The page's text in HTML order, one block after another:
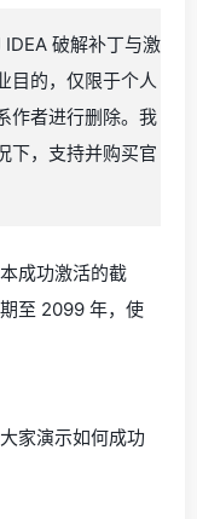
破解补丁与激
目的，仅限于个人
作者进行删除。我
下，支持并购买官
成功激活的截
至 2099 年，使
家演示如何成功